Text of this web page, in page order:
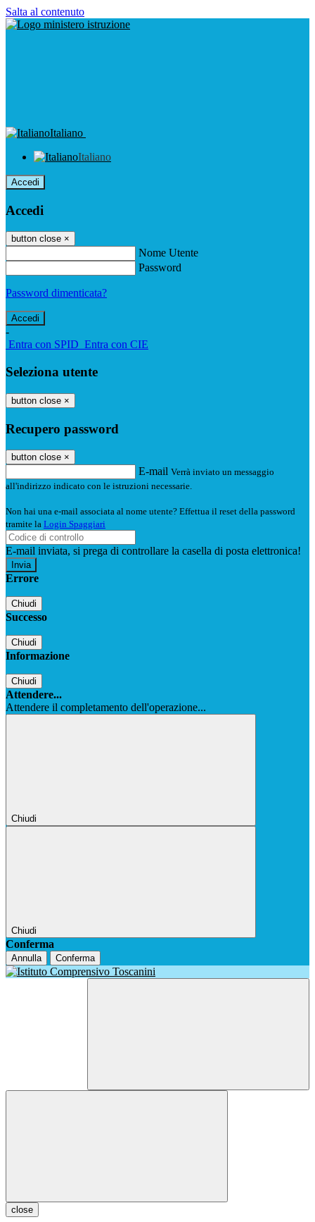
Salta al contenuto
Italiano
Italiano
Accedi
Accedi
button close ×
Nome Utente
Password
Password dimenticata?
-
Entra con SPID Entra con CIE
Seleziona utente
button close ×
Recupero password
button close ×
E-mail Verrà inviato un messaggio
all'indirizzo indicato con le istruzioni necessarie.
Non hai una e-mail associata al nome utente? Effettua il reset della password
tramite la Login Spaggiari
E-mail inviata, si prega di controllare la casella di posta elettronica!
Errore
Chiudi
Successo
Chiudi
Informazione
Chiudi
Attendere...
Attendere il completamento dell'operazione...
Chiudi
Chiudi
Conferma
Annulla Conferma
close